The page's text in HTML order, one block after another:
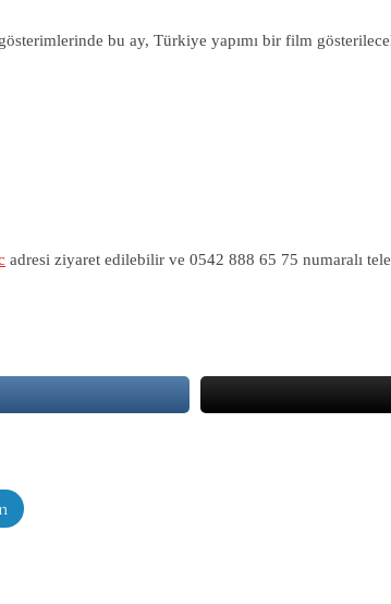
bu ay, Türkiye yapımı bir film
adresi ziyaret edilebilir ve 0542 888 65 75 numaralı